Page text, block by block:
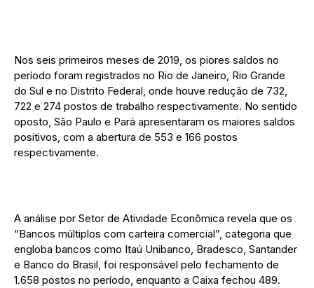
Nos seis primeiros meses de 2019, os piores saldos no
período foram registrados no Rio de Janeiro, Rio Grande
do Sul e no Distrito Federal, onde houve redução de 732,
722 e 274 postos de trabalho respectivamente. No sentido
oposto, São Paulo e Pará apresentaram os maiores saldos
positivos, com a abertura de 553 e 166 postos
respectivamente.
A análise por Setor de Atividade Econômica revela que os
“Bancos múltiplos com carteira comercial”, categoria que
engloba bancos como Itaú Unibanco, Bradesco, Santander
e Banco do Brasil, foi responsável pelo fechamento de
1.658 postos no período, enquanto a Caixa fechou 489.